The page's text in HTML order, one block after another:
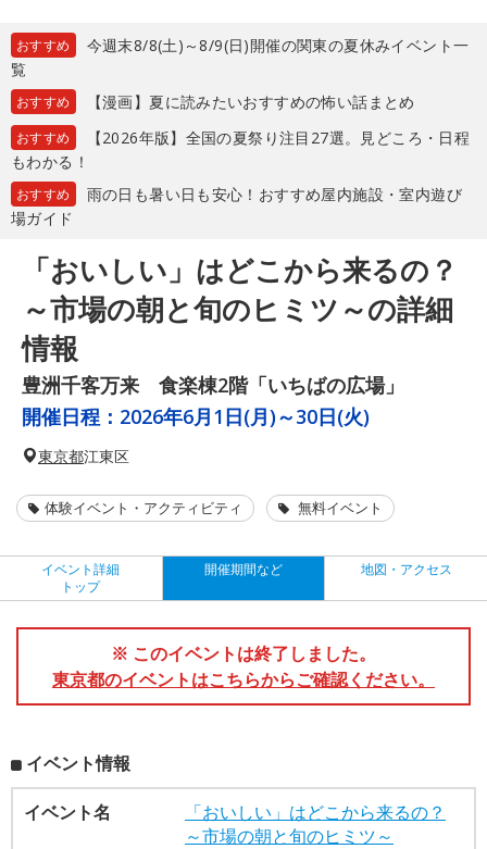
おすすめ
今週末8/8(土)～8/9(日)開催の関東の夏休みイベント一
覧
おすすめ 【漫画】夏に読みたいおすすめの怖い話まとめ
おすすめ
【2026年版】全国の夏祭り注目27選。見どころ・日程
もわかる！
おすすめ
雨の日も暑い日も安心！おすすめ屋内施設・室内遊び
場ガイド
「おいしい」はどこから来るの？
～市場の朝と旬のヒミツ～の詳細
情報
豊洲千客万来 食楽棟2階「いちばの広場」
開催日程： 2026年6月1日(月)～30日(火)
東京都江東区
体験イベント・アクティビティ 無料イベント
イベント詳細
トップ
開催期間など 地図・アクセス
※ このイベントは終了しました。
東京都のイベントはこちらからご確認ください。
イベント情報
イベント名
「おいしい」はどこから来るの？
～市場の朝と旬のヒミツ～